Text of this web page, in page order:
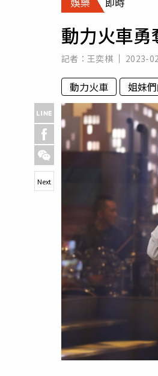
動力火車
記者： 王奕棋 2023-
動力火車 姐妹
Next